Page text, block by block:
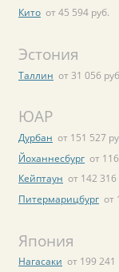
Кито от 45 594 руб.
Эстония
Таллин от 31 056
ЮАР
Дурбан от 151 527
Йоханнесбург от
Кейптаун от 142 316
Питермарицбург от
Япония
Нагасаки от 199 241